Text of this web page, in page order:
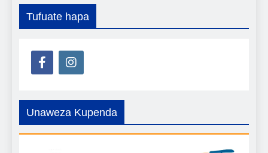
Tufuate hapa
Unaweza Kupenda